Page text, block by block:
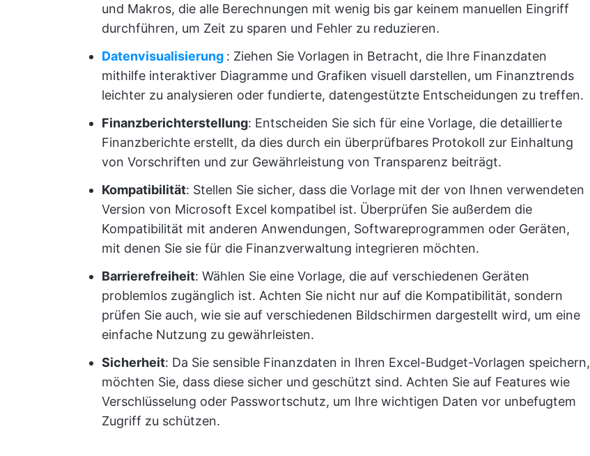
und Makros, die alle Berechnungen mit wenig bis gar keinem manuellen Eingriff
durchführen, um Zeit zu sparen und Fehler zu reduzieren.
Datenvisualisierung : Ziehen Sie Vorlagen in Betracht, die Ihre Finanzdaten
mithilfe interaktiver Diagramme und Grafiken visuell darstellen, um Finanztrends
leichter zu analysieren oder fundierte, datengestützte Entscheidungen zu treffen.
Finanzberichterstellung: Entscheiden Sie sich für eine Vorlage, die detaillierte
Finanzberichte erstellt, da dies durch ein überprüfbares Protokoll zur Einhaltung
von Vorschriften und zur Gewährleistung von Transparenz beiträgt.
Kompatibilität: Stellen Sie sicher, dass die Vorlage mit der von Ihnen verwendeten
Version von Microsoft Excel kompatibel ist. Überprüfen Sie außerdem die
Kompatibilität mit anderen Anwendungen, Softwareprogrammen oder Geräten,
mit denen Sie sie für die Finanzverwaltung integrieren möchten.
Barrierefreiheit: Wählen Sie eine Vorlage, die auf verschiedenen Geräten
problemlos zugänglich ist. Achten Sie nicht nur auf die Kompatibilität, sondern
prüfen Sie auch, wie sie auf verschiedenen Bildschirmen dargestellt wird, um eine
einfache Nutzung zu gewährleisten.
Sicherheit: Da Sie sensible Finanzdaten in Ihren Excel-Budget-Vorlagen speichern,
möchten Sie, dass diese sicher und geschützt sind. Achten Sie auf Features wie
Verschlüsselung oder Passwortschutz, um Ihre wichtigen Daten vor unbefugtem
Zugriff zu schützen.